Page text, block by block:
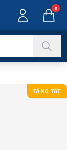
0
TẶNG TẤT